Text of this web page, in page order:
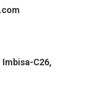
C26,